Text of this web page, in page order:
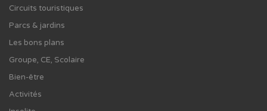
Circuits touristiques
Parcs & jardins
Les bons plans
Groupe, CE, Scolaire
Bien-être
Activités